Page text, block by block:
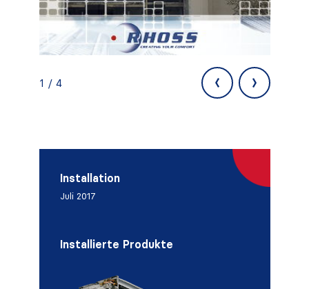
1 / 4 ‹ ›
Installation
Juli 2017
Installierte Produkte